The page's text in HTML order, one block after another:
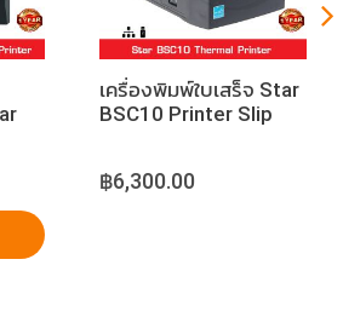
เครื่องพิมพ์ใบเสร็จ Star
BSC10 Printer Slip
฿6,300.00